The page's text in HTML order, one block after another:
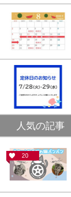
人気の記事
20